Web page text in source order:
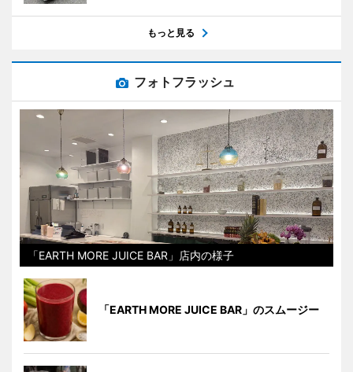
もっと見る
フォトフラッシュ
「EARTH MORE JUICE BAR」店内の様子
「EARTH MORE JUICE BAR」のスムージー